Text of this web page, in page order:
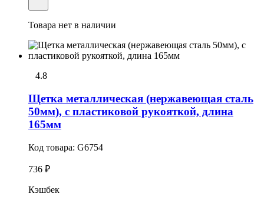
Товара нет в наличии
4.8
Щетка металлическая (нержавеющая сталь
50мм), с пластиковой рукояткой, длина
165мм
Код товара: G6754
736 ₽
Кэшбек